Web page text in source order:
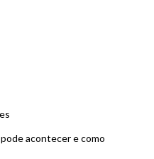
acontecer e como